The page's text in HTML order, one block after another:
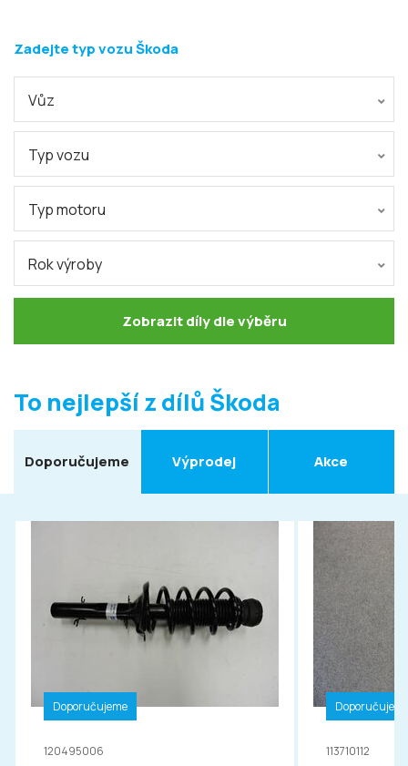
Zadejte typ vozu Škoda
Vůz
Typ vozu
Typ motoru
Rok výroby
Zobrazit díly dle výběru
To nejlepší z dílů Škoda
Doporučujeme Výprodej Akce
Doporučujeme
120495006 113710112